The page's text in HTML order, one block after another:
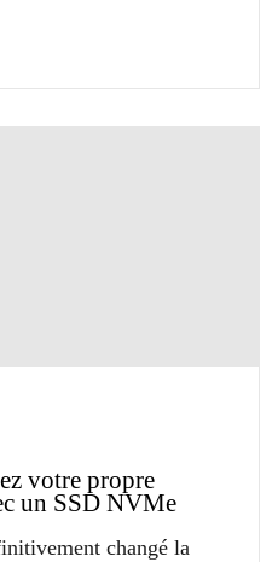
votre propre
un SSD NVMe
changé la